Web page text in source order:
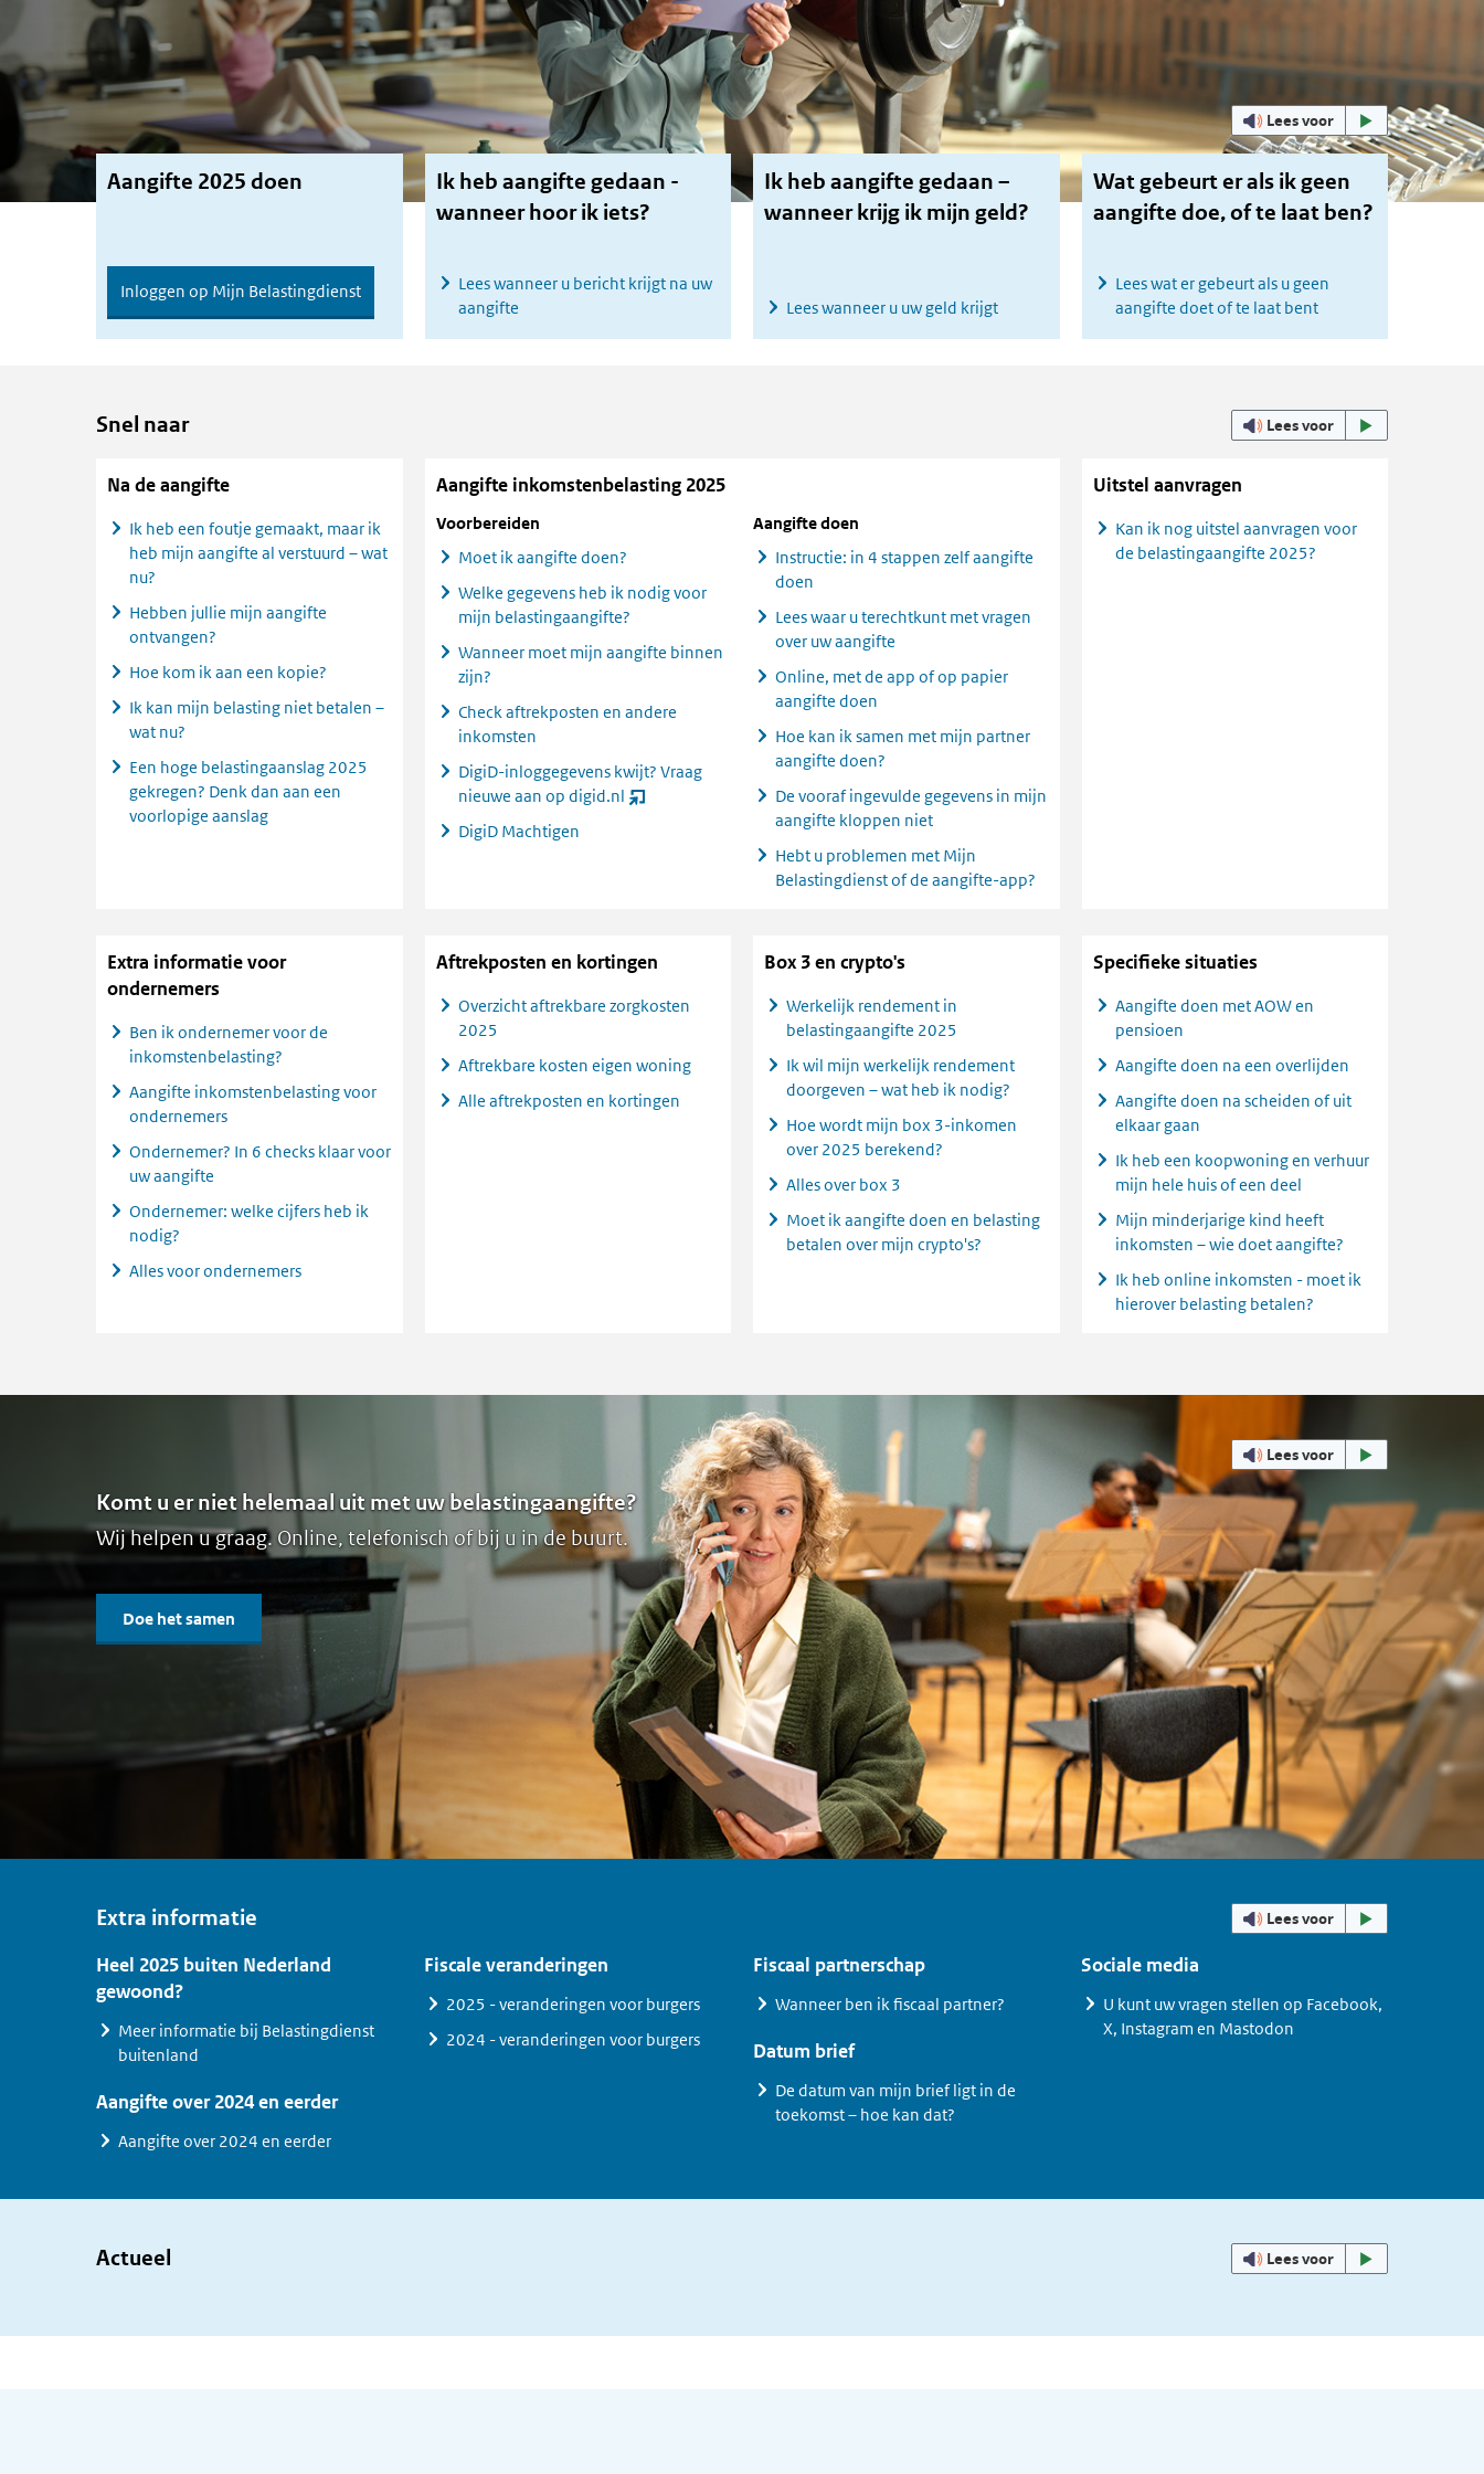
Lees voor Uitgelicht
Aangifte 2025 doen
Inloggen op Mijn Belastingdienst
Ik heb aangifte gedaan -
wanneer hoor ik iets?
Lees wanneer u bericht krijgt na uw
aangifte
Ik heb aangifte gedaan –
wanneer krijg ik mijn geld?
Lees wanneer u uw geld krijgt
Wat gebeurt er als ik geen
aangifte doe, of te laat ben?
Lees wat er gebeurt als u geen
aangifte doet of te laat bent
Lees voor
Snel naar
Na de aangifte
Ik heb een foutje gemaakt, maar ik
heb mijn aangifte al verstuurd – wat
nu?
Hebben jullie mijn aangifte
ontvangen?
Hoe kom ik aan een kopie?
Ik kan mijn belasting niet betalen –
wat nu?
Een hoge belastingaanslag 2025
gekregen? Denk dan aan een
voorlopige aanslag
Aangifte inkomstenbelasting 2025
Voorbereiden
Moet ik aangifte doen?
Welke gegevens heb ik nodig voor
mijn belastingaangifte?
Wanneer moet mijn aangifte binnen
zijn?
Check aftrekposten en andere
inkomsten
DigiD-inloggegevens kwijt? Vraag
nieuwe aan op digid.nl (o
ve
te
DigiD Machtigen
Aangifte doen
Instructie: in 4 stappen zelf aangifte
doen
Lees waar u terechtkunt met vragen
over uw aangifte
Online, met de app of op papier
aangifte doen
Hoe kan ik samen met mijn partner
aangifte doen?
De vooraf ingevulde gegevens in mijn
aangifte kloppen niet
Hebt u problemen met Mijn
Belastingdienst of de aangifte-app?
Uitstel aanvragen
Kan ik nog uitstel aanvragen voor
de belastingaangifte 2025?
Extra informatie voor
ondernemers
Ben ik ondernemer voor de
inkomstenbelasting?
Aangifte inkomstenbelasting voor
ondernemers
Ondernemer? In 6 checks klaar voor
uw aangifte
Ondernemer: welke cijfers heb ik
nodig?
Alles voor ondernemers
Aftrekposten en kortingen
Overzicht aftrekbare zorgkosten
2025
Aftrekbare kosten eigen woning
Alle aftrekposten en kortingen
Box 3 en crypto's
Werkelijk rendement in
belastingaangifte 2025
Ik wil mijn werkelijk rendement
doorgeven – wat heb ik nodig?
Hoe wordt mijn box 3-inkomen
over 2025 berekend?
Alles over box 3
Moet ik aangifte doen en belasting
betalen over mijn crypto's?
Specifieke situaties
Aangifte doen met AOW en
pensioen
Aangifte doen na een overlijden
Aangifte doen na scheiden of uit
elkaar gaan
Ik heb een koopwoning en verhuur
mijn hele huis of een deel
Mijn minderjarige kind heeft
inkomsten – wie doet aangifte?
Ik heb online inkomsten - moet ik
hierover belasting betalen?
Lees voor
Komt u er niet helemaal uit met uw belastingaangifte?
Wij helpen u graag. Online, telefonisch of bij u in de buurt.
Doe het samen
Lees voor
Extra informatie
Heel 2025 buiten Nederland
gewoond?
Meer informatie bij Belastingdienst
buitenland
Aangifte over 2024 en eerder
Aangifte over 2024 en eerder
Fiscale veranderingen
2025 - veranderingen voor burgers
2024 - veranderingen voor burgers
Fiscaal partnerschap
Wanneer ben ik fiscaal partner?
Datum brief
De datum van mijn brief ligt in de
toekomst – hoe kan dat?
Sociale media
U kunt uw vragen stellen op Facebook,
X, Instagram en Mastodon
Lees voor
Actueel